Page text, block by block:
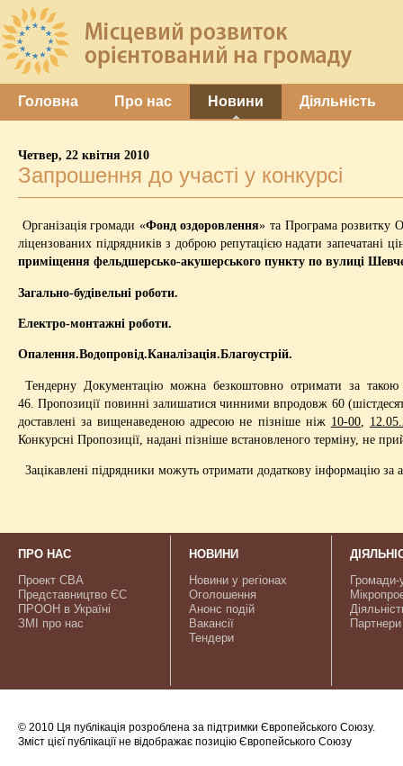
Головна Про нас Новини Діяльність
Четвер, 22 квітня 2010
Запрошення до участі у конкурсі
Організація громади «Фонд оздоровлення» та Програма розвитку
ліцензованих підрядників з доброю репутацією надати запечатані
приміщення фельдшерсько-акушерського пункту по вулиці
Загально-будівельні роботи.
Електро-монтажні роботи.
Опалення.Водопровід.Каналізація.Благоустрій.
Тендерну Документацію можна безкоштовно отримати за такою
46. Пропозиції повинні залишатися чинними впродовж 60
доставлені за вищенаведеною адресою не пізніше ніж 10-00,
Конкурсні Пропозиції, надані пізніше встановленого терміну, не
Зацікавлені підрядники можуть отримати додаткову інформацію
ПРО НАС
Проект CBA
Представництво ЄС
ПРООН в Україні
ЗМІ про нас
НОВИНИ
Новини у регіонах
Оголошення
Анонс подій
Вакансії
Тендери
Громади-
Партнери
© 2010 Ця публікація розроблена за підтримки Європейського Союзу.
Зміст цієї публікації не відображає позицію Європейського Союзу